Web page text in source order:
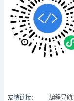
友情链接： 编程导航